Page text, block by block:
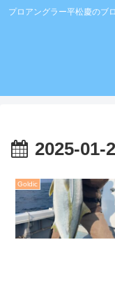
プロアングラー平松慶のブ
2025-01-
Goldic